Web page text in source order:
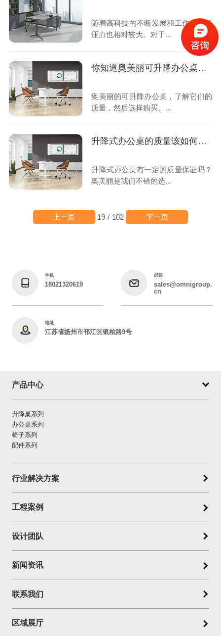
随着高科技的不断发展和工作，生活
压力也相对较大。对于...
你知道奥美丽可升降办公桌吗？
奥美丽的可升降办公桌，了解它们的
质量，然后选择购买。...
升降式办公桌的质量该如何保证？
升降式办公桌有一定的质量保证吗？
奥美丽是我们不错的选...
19 / 102
上一页 下一页
手机
18021320619
邮箱
sales@omnigroup.
cn
地址
江苏省扬州市邗江区银柏路9号
产品中心
升降桌系列
办公桌系列
椅子系列
配件系列
行业解决方案
工程案例
设计团队
新闻资讯
联系我们
区域展厅